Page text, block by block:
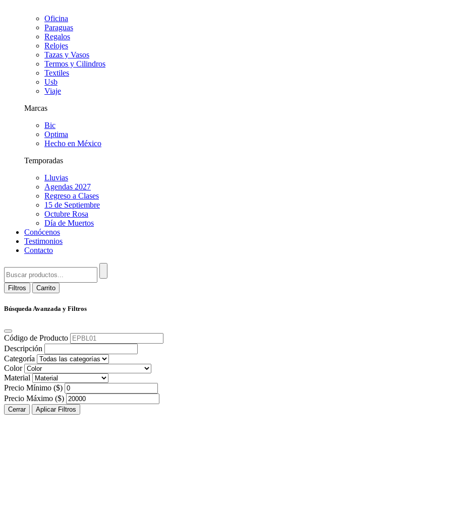
Oficina
Paraguas
Regalos
Relojes
Tazas y Vasos
Termos y Cilindros
Textiles
Usb
Viaje
Marcas
Bic
Optima
Hecho en México
Temporadas
Lluvias
Agendas 2027
Regreso a Clases
15 de Septiembre
Octubre Rosa
Día de Muertos
Conócenos
Testimonios
Contacto
Filtros Carrito
Búsqueda Avanzada y Filtros
Código de Producto
Descripción
Categoría
Color
Material
Precio Mínimo ($)
Precio Máximo ($)
Cerrar Aplicar Filtros